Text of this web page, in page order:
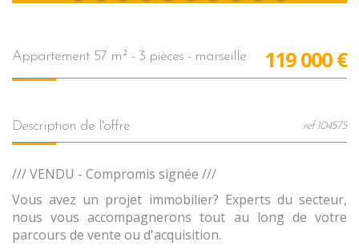
appartement 57 m² - 3 pièces - marseille 119 000 €
description de l'offre ref 104575
/// VENDU - Compromis signée ///
Vous avez un projet immobilier? Experts du secteur,
nous vous accompagnerons tout au long de votre
parcours de vente ou d'acquisition.